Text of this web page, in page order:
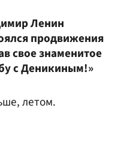
Ленин
продвижения
свое знаменитое
с Деникиным!»
летом.